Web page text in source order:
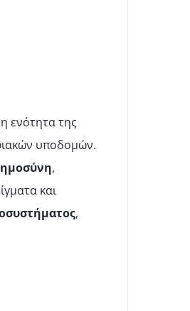
ενότητα της
υποδομών.
,
και
,